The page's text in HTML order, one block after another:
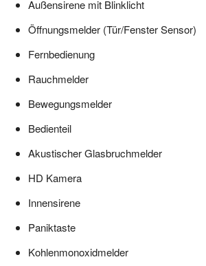
Außensirene mit Blinklicht
Öffnungsmelder (Tür/Fenster Sensor)
Fernbedienung
Rauchmelder
Bewegungsmelder
Bedienteil
Akustischer Glasbruchmelder
HD Kamera
Innensirene
Paniktaste
Kohlenmonoxidmelder